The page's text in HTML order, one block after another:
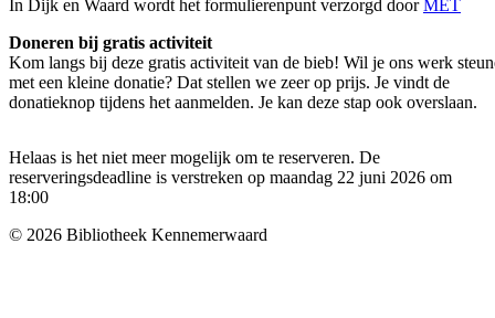
In Dijk en Waard wordt het formulierenpunt verzorgd doorMET
Doneren bij gratis activiteit
Kom langs bij deze gratis activiteit van de bieb! Wil je ons werk
met een kleine donatie? Dat stellen we zeer op prijs. Je vindt de
donatieknop tijdens het aanmelden. Je kan deze stap ook overslaan.
Helaas is het niet meer mogelijk om te reserveren. De
reserveringsdeadline is verstreken op maandag 22 juni 2026 om
18:00
© 2026 Bibliotheek Kennemerwaard